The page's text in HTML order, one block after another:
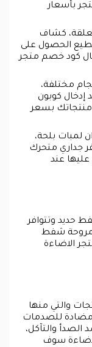
بأسعار
كشاف
الحصول على
كود خصم متجر
مختلفة،
إدخال كوبون
بسعر
عقد إنارة رمضانية 7 ألوان لمبات بلحة،
جداري متحرك
عند
شفط حديد وتتوافر
مروحة شفط
الاضاءة
والتي منها
للصدمات
والتآكل،
سوف